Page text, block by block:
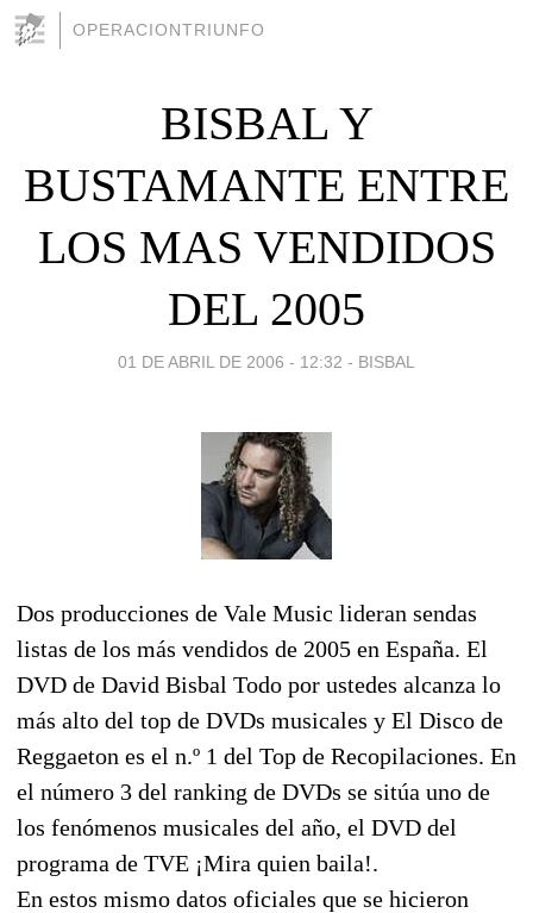
OPERACIONTRIUNFO
BISBAL Y
BUSTAMANTE ENTRE
LOS MAS VENDIDOS
DEL 2005
01 DE ABRIL DE 2006 - 12:32 - BISBAL
Dos producciones de Vale Music lideran sendas
listas de los más vendidos de 2005 en España. El
DVD de David Bisbal Todo por ustedes alcanza lo
más alto del top de DVDs musicales y El Disco de
Reggaeton es el n.º 1 del Top de Recopilaciones. En
el número 3 del ranking de DVDs se sitúa uno de
los fenómenos musicales del año, el DVD del
programa de TVE ¡Mira quien baila!.
En estos mismo datos oficiales que se hicieron